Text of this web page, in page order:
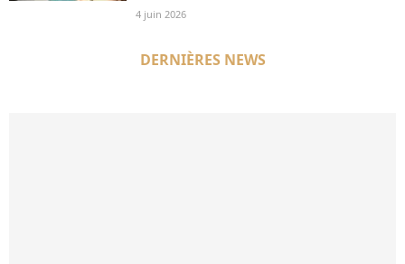
4 juin 2026
DERNIÈRES NEWS